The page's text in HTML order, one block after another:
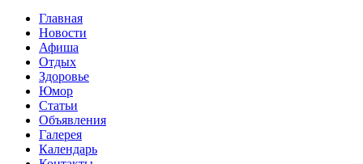
Главная
Новости
Афиша
Отдых
Здоровье
Юмор
Статьи
Объявления
Галерея
Календарь